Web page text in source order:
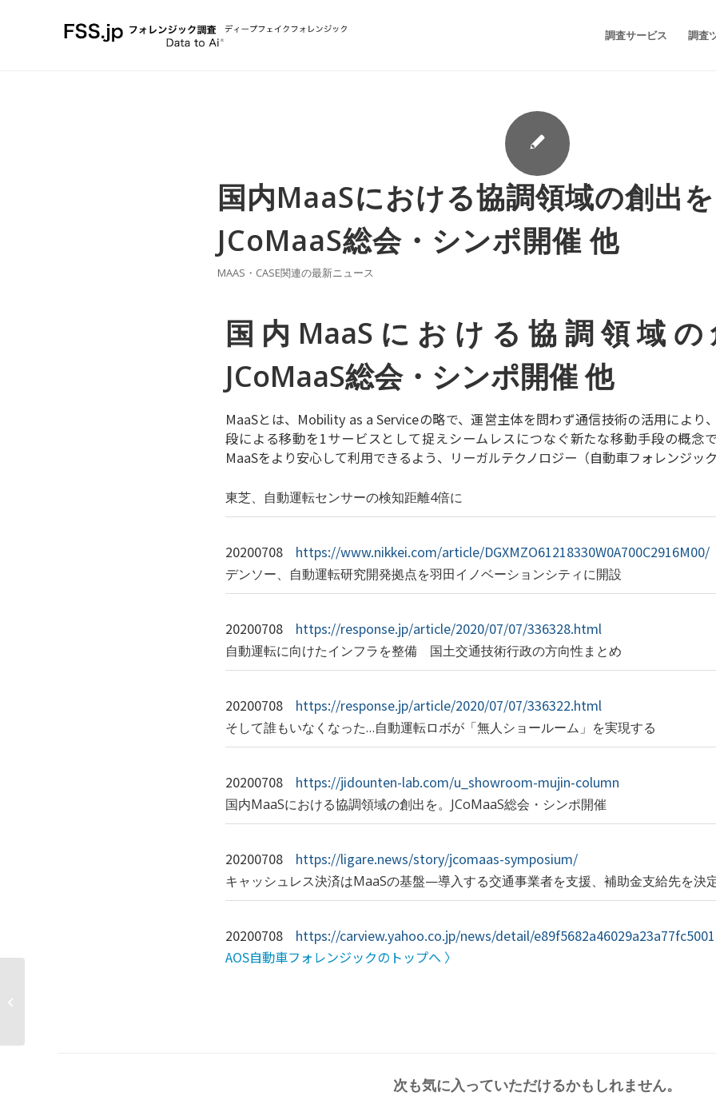
調査サービス 調査
国内MaaSにおける協調領域の創出を
JCoMaaS総会・シンポ開催 他
MAAS・CASE関連の最新ニュース
国内MaaSにおける協調領域の
JCoMaaS総会・シンポ開催 他
MaaSとは、Mobility as a Serviceの略で、運営主体を問わず通信技術の活用により
段による移動を1サービスとして捉えシームレスにつなぐ新たな移動手段の概念で
MaaSをより安心して利用できるよう、リーガルテクノロジー（自動車フォレンジック
東芝、自動運転センサーの検知距離4倍に
20200708 https://www.nikkei.com/article/DGXMZO61218330W0A700C2916M00/
デンソー、自動運転研究開発拠点を羽田イノベーションシティに開設
20200708 https://response.jp/article/2020/07/07/336328.html
自動運転に向けたインフラを整備 国土交通技術行政の方向性まとめ
20200708 https://response.jp/article/2020/07/07/336322.html
そして誰もいなくなった…自動運転ロボが「無人ショールーム」を実現する
20200708 https://jidounten-lab.com/u_showroom-mujin-column
国内MaaSにおける協調領域の創出を。JCoMaaS総会・シンポ開催
20200708 https://ligare.news/story/jcomaas-symposium/
キャッシュレス決済はMaaSの基盤—導入する交通事業者を支援、補助金支給先を決
20200708
https://carview.yahoo.co.jp/news/detail/
AOS自動車フォレンジックのトップへ 〉
次も気に入っていただけるかもしれません。